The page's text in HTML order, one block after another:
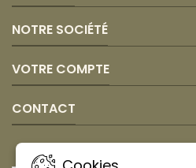
NOTRE SOCIÉTÉ
VOTRE COMPTE
CONTACT